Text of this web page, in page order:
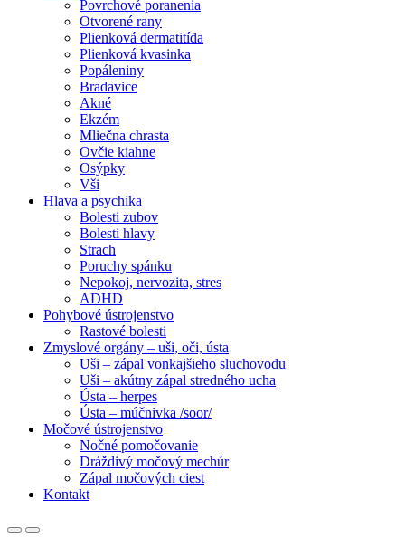
Povrchové poranenia
Otvorené rany
Plienková dermatitída
Plienková kvasinka
Popáleniny
Bradavice
Akné
Ekzém
Mliečna chrasta
Ovčie kiahne
Osýpky
Vši
Hlava a psychika
Bolesti zubov
Bolesti hlavy
Strach
Poruchy spánku
Nepokoj, nervozita, stres
ADHD
Pohybové ústrojenstvo
Rastové bolesti
Zmyslové orgány – uši, oči, ústa
Uši – zápal vonkajšieho sluchovodu
Uši – akútny zápal stredného ucha
Ústa – herpes
Ústa – múčnivka /soor/
Močové ústrojenstvo
Nočné pomočovanie
Dráždivý močový mechúr
Zápal močových ciest
Kontakt